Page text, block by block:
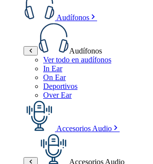
Audífonos
Audífonos
Ver todo en audífonos
In Ear
On Ear
Deportivos
Over Ear
Accesorios Audio
Accesorios Audio